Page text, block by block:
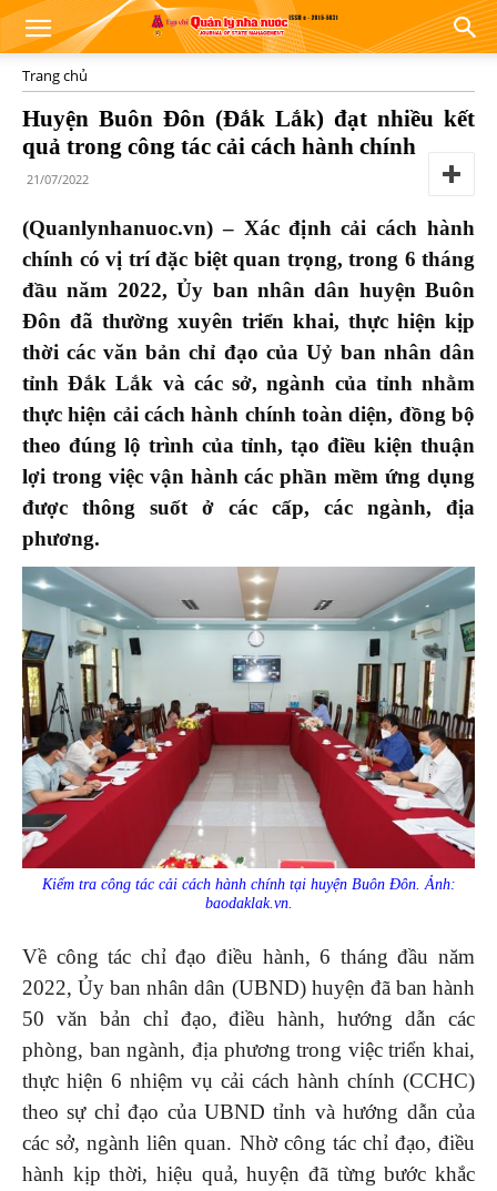
Trang chủ
Huyện Buôn Đôn (Đắk Lắk) đạt nhiều kết
quả trong công tác cải cách hành chính
21/07/2022
(Quanlynhanuoc.vn) – Xác định cải cách hành
chính có vị trí đặc biệt quan trọng, trong 6 tháng
đầu năm 2022, Ủy ban nhân dân huyện Buôn
Đôn đã thường xuyên triển khai, thực hiện kịp
thời các văn bản chỉ đạo của Uỷ ban nhân dân
tỉnh Đắk Lắk và các sở, ngành của tỉnh nhằm
thực hiện cải cách hành chính toàn diện, đồng bộ
theo đúng lộ trình của tỉnh, tạo điều kiện thuận
lợi trong việc vận hành các phần mềm ứng dụng
được thông suốt ở các cấp, các ngành, địa
phương.
Kiểm tra công tác cải cách hành chính tại huyện Buôn Đôn. Ảnh:
baodaklak.vn.
Về công tác chỉ đạo điều hành, 6 tháng đầu năm
2022, Ủy ban nhân dân (UBND) huyện đã ban hành
50 văn bản chỉ đạo, điều hành, hướng dẫn các
phòng, ban ngành, địa phương trong việc triển khai,
thực hiện 6 nhiệm vụ cải cách hành chính (CCHC)
theo sự chỉ đạo của UBND tỉnh và hướng dẫn của
các sở, ngành liên quan. Nhờ công tác chỉ đạo, điều
hành kịp thời, hiệu quả, huyện đã từng bước khắc